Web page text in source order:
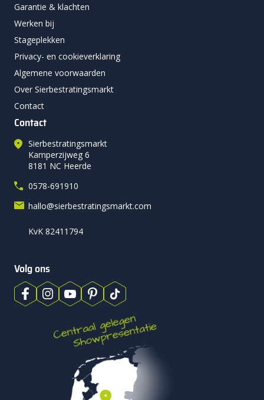
Garantie & klachten
Werken bij
Stageplekken
Privacy- en cookieverklaring
Algemene voorwaarden
Over Sierbestratingsmarkt
Contact
Contact
Sierbestratingsmarkt
Kamperzijweg 6
8181 NC Heerde
0578-691910
hallo@sierbestratingsmarkt.com
KvK 82411794
Volg ons